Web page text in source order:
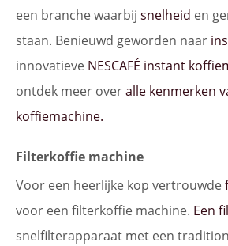
een branche waarbij snelheid en
staan. Benieuwd geworden naar
innovatieve NESCAFÉ instant
ontdek meer overalle kenmerken
koffiemachine.
Filterkoffie machine
Voor een heerlijke kop vertrouwde
voor een filterkoffie machine. Een
snelfilterapparaat met een